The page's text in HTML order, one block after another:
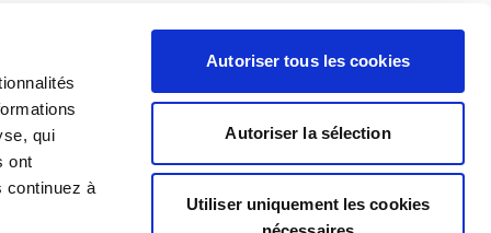
qui
ont
continuez à
Autoriser tous les cookies
Autoriser la sélection
Utiliser uniquement les cookies